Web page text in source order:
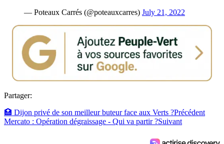
— Poteaux Carrés (@poteauxcarres) July 21, 2022
Partager:
🏥 Dijon privé de son meilleur buteur face aux Verts ?Précédent
Mercato : Opération dégraissage - Qui va partir ?Suivant